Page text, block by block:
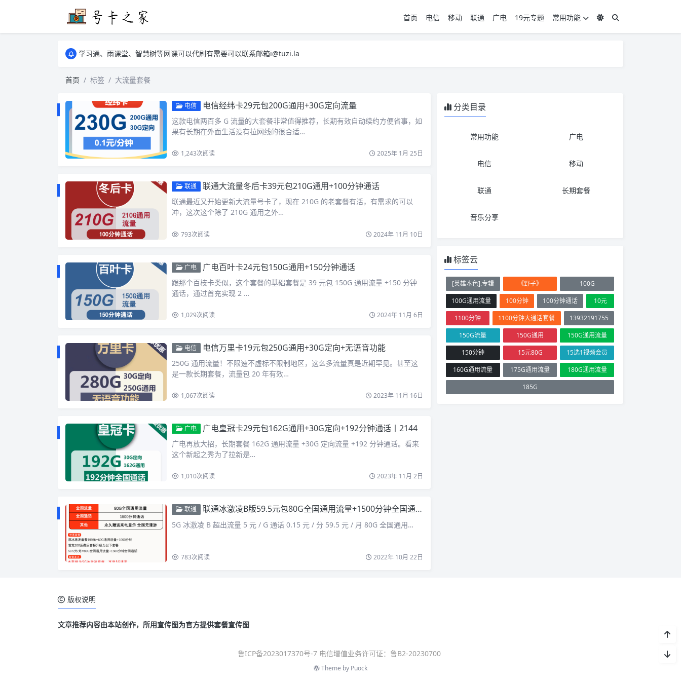
首页 电信 移动 联通 广电 19元专题
常用功能
学习通、雨课堂、智慧树等网课可以代刷有需要可以联系邮箱i@tuzi.la
学习通、雨课堂、智慧树等网课可以代刷有需要可以联系邮箱i@tuzi.la
首页
标签 大流量套餐
电信 电信经纬卡29元包200G通用+30G定向流量
这款电信两百多 G 流量的大套餐非常值得推荐，长期有效自动续约方便省事，如
果有长期在外面生活没有拉网线的很合适…
1,243次阅读 2025年 1月 25日
联通 联通大流量冬后卡39元包210G通用+100分钟通话
联通最近又开始更新大流量号卡了，现在 210G 的老套餐有活，有需求的可以
冲，这次这个除了 210G 通用之外…
793次阅读 2024年 11月 10日
广电 广电百叶卡24元包150G通用+150分钟通话
跟那个百枝卡类似，这个套餐的基础套餐是 39 元包 150G 通用流量 +150 分钟
通话，通过首充实现 2 …
1,029次阅读 2024年 11月 6日
电信 电信万里卡19元包250G通用+30G定向+无语音功能
250G 通用流量！不限速不虚标不限制地区，这么多流量真是近期罕见。甚至这
是一款长期套餐，流量包 20 年有效…
1,067次阅读 2023年 11月 16日
广电 广电皇冠卡29元包162G通用+30G定向+192分钟通话丨2144
广电再放大招，长期套餐 162G 通用流量 +30G 定向流量 +192 分钟通话。看来
这个新起之秀为了拉新是…
1,010次阅读 2023年 11月 2日
联通 联通冰激凌B版59.5元包80G全国通用流量+1500分钟全国通话
5G 冰激凌 B 超出流量 5 元 / G 通话 0.15 元 / 分 59.5 元 / 月 80G 全国通用…
783次阅读 2022年 10月 22日
分类目录
常用功能 广电
电信 移动
联通 长期套餐
音乐分享
标签云
[英雄本色].专辑 《野子》
100G
100G通用流量
100分钟 100分钟通话
10元
1100分钟
1100分钟大通话套餐
13932191755
150G流量
150G通用
150G通用流量
150分钟
15元80G
15选1视频会员
160G通用流量
175G通用流量
180G通用流量
185G
版权说明
文章推荐内容由本站创作，所用宣传图为官方提供套餐宣传图
鲁ICP备2023017370号-7 电信增值业务许可证：鲁B2-20230700
Theme by Puock